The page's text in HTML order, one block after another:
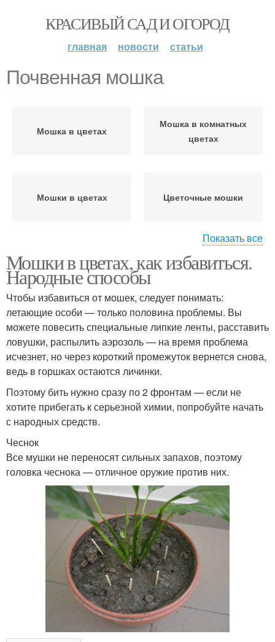
КРАСИВЫЙ САД И ОГОРОД
главная новости статьи
Почвенная мошка
Мошка в цветах
Мошка в комнатных
цветах
Мошки в цветах Цветочные мошки
Борьба с мошками Корица от мошек
Мошка на комнатных
цветах
Черные мошки
Мошка в цветочном
горшке
Водород от мошек
Мошка в цветочных
горшках
Избавления от мошек
Цветочная мошка
Препараты против
мошек
Борьба с мошкой Марганцовка от мошек
Показать все
Мошки в цветах, как избавиться.
Народные способы
Чтобы избавиться от мошек, следует понимать:
летающие особи — только половина проблемы. Вы
можете повесить специальные липкие ленты, расставить
ловушки, распылить аэрозоль — на время проблема
исчезнет, но через короткий промежуток вернется снова,
ведь в горшках остаются личинки.
Поэтому бить нужно сразу по 2 фронтам — если не
хотите прибегать к серьезной химии, попробуйте начать
с народных средств.
Чеснок
Все мушки не переносят сильных запахов, поэтому
головка чеснока — отличное оружие против них.